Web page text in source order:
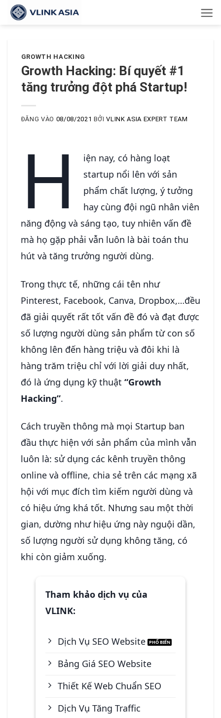
Bỏ
qua
GROWTH HACKING
Growth Hacking: Bí quyết #1
tăng trưởng đột phá Startup!
ĐĂNG VÀO 08/08/2021 BỞIVLINK ASIA EXPERT TEAM
H
iện nay, có hàng loạt
startup nổi lên với sản
phẩm chất lượng, ý tưởng
hay cùng đội ngũ nhân viên
năng động và sáng tạo, tuy nhiên vấn đề
mà họ gặp phải vẫn luôn là bài toán thu
hút và tăng trưởng người dùng.
Trong thực tế, những cái tên như
Pinterest, Facebook, Canva, Dropbox,…đều
đã giải quyết rất tốt vấn đề đó và đạt được
số lượng người dùng sản phẩm từ con số
không lên đến hàng triệu và đôi khi là
hàng trăm triệu chỉ với lời giải duy nhất,
đó là ứng dụng kỹ thuật “Growth
Hacking”.
Cách truyền thông mà mọi Startup ban
đầu thực hiện với sản phẩm của mình vẫn
luôn là: sử dụng các kênh truyền thông
online và offline, chia sẻ trên các mạng xã
hội với mục đích tìm kiếm người dùng và
có hiệu ứng khá tốt. Nhưng sau một thời
gian, dường như hiệu ứng này nguội dần,
số lượng người sử dụng không tăng, có
khi còn giảm xuống.
Tham khảo dịch vụ của
VLINK:
Dịch Vụ SEO Website
Bảng Giá SEO Website
Thiết Kế Web Chuẩn SEO
Dịch Vụ Tăng Traffic